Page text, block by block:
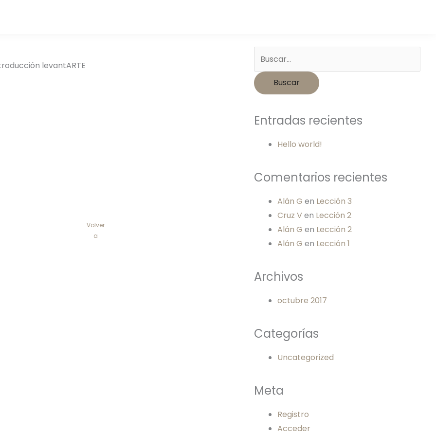
Entradas recientes
Hello world!
Comentarios recientes
Alán G en Lección 3
Cruz Ven Lección 2
Alán G en Lección 2
Alán G en Lección 1
Archivos
octubre 2017
Categorías
Uncategorized
Meta
Registro
Acceder
levantARTE
Volver
a